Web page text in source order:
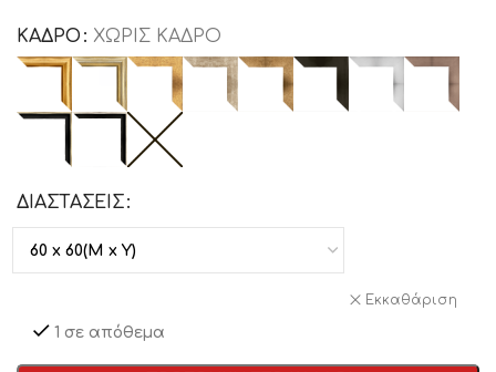
ΚΑΔΡΟ ΧΩΡΙΣ ΚΑΔΡΟ
ΔΙΑΣΤΑΣΕΙΣ
Εκκαθάριση
1 σε απόθεμα